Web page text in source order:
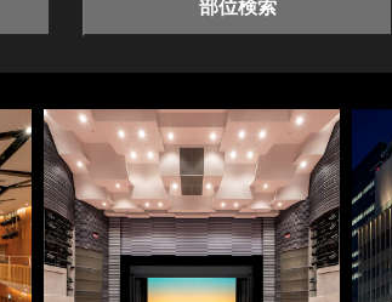
部位検索